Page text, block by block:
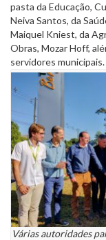
pasta da Educação,
Neiva Santos, da
Maiquel Kniest, da
Obras, Mozar Hoff,
servidores municipais.
Várias autoridades